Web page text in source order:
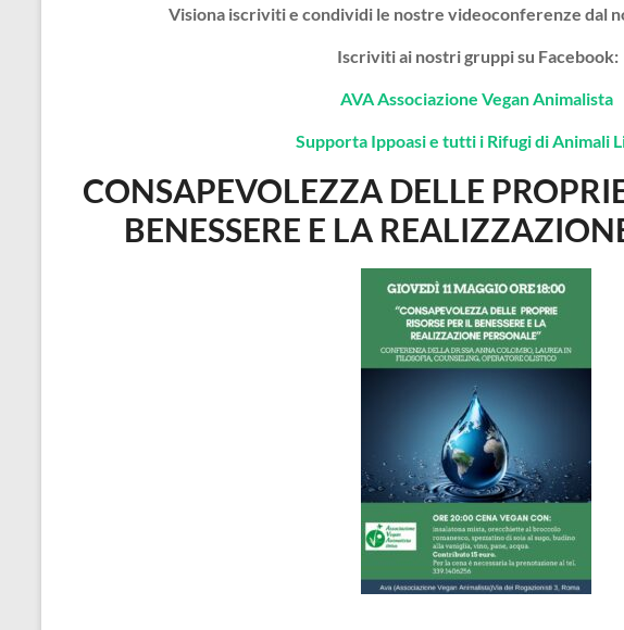
Visiona iscriviti e condividi le nostre videoconferenze dal
Iscriviti ai nostri gruppi su Facebook:
AVA Associazione Vegan Animalista
Supporta Ippoasi e tutti i Rifugi di Animali
CONSAPEVOLEZZA DELLE
BENESSERE E LA